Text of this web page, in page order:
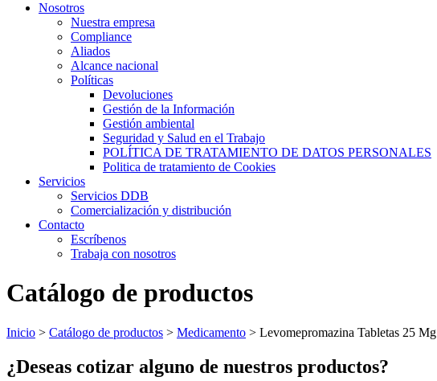
Nosotros
Nuestra empresa
Compliance
Aliados
Alcance nacional
Políticas
Devoluciones
Gestión de la Información
Gestión ambiental
Seguridad y Salud en el Trabajo
POLÍTICA DE TRATAMIENTO DE DATOS PERSONALES
Politica de tratamiento de Cookies
Servicios
Servicios DDB
Comercialización y distribución
Contacto
Escríbenos
Trabaja con nosotros
Catálogo de productos
Inicio > Catálogo de productos > Medicamento > Levomepromazina Tabletas 25 Mg
¿Deseas cotizar alguno de nuestros productos?